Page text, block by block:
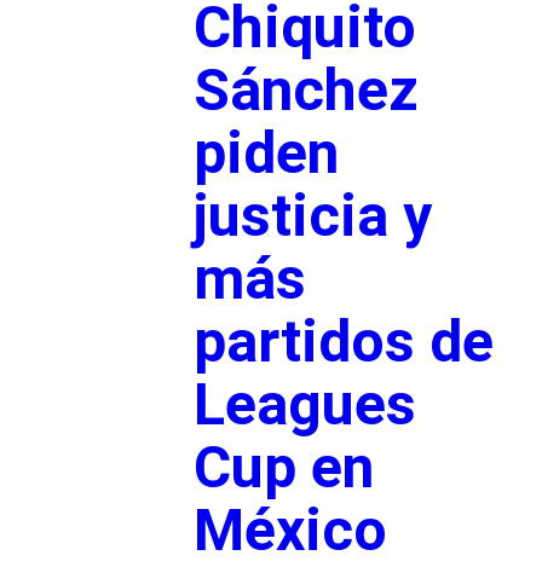
Chiquito
Sánchez
piden
justicia y
más
partidos de
Leagues
Cup en
México